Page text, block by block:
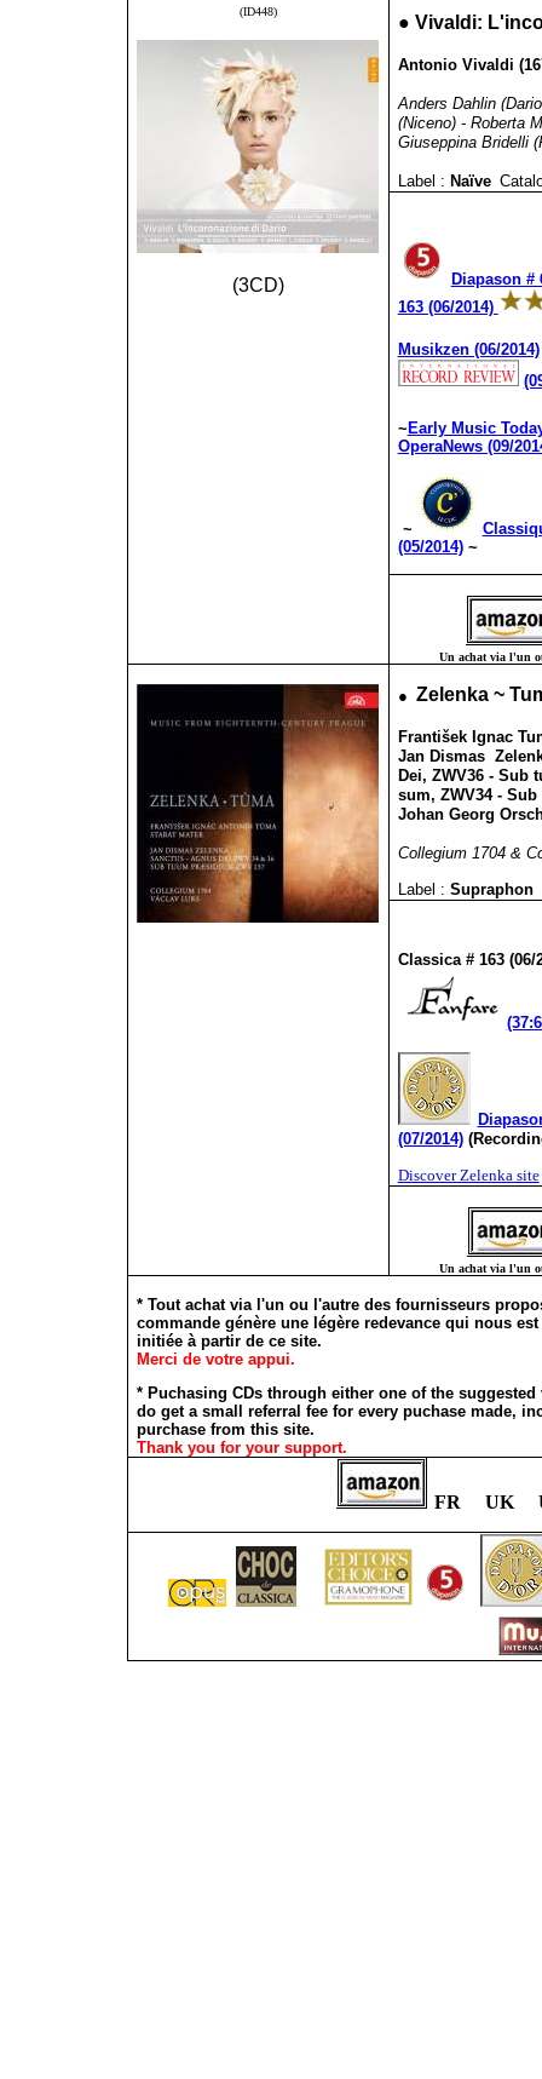
(ID448)
(3CD)
● Vivaldi:
Antonio Vivaldi
Anders Dahlin
(Niceno) - Roberta
Giuseppina Bridelli
Label : Naïve
Diapason #
163 (06/2014)
Musikzen (06/2014)
~ Early Music
OperaNews (09/
~
(05/2014)~
Un achat via l'un
● Zelenka ~
František Ignac
Jan Dismas
Dei, ZWV36 - Sub
sum, ZWV34 -
Johan Georg
Collegium 1704 &
Label : Supraphon
Classica # 163 (06/
(07/2014)
Discover Zelenka site
Un achat via l'un
* Tout achat via l'un ou l'autre des fournisseurs
commande génère une légère redevance qui nous
initiée à partir de ce site.
Merci de votre appui.
* Puchasing CDs through either one of the
do get a small referral fee for every puchase made,
purchase from this site.
Thank you for your support.
FR UK